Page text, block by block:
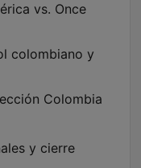
vs. Once
colombiano y
Colombia
y cierre